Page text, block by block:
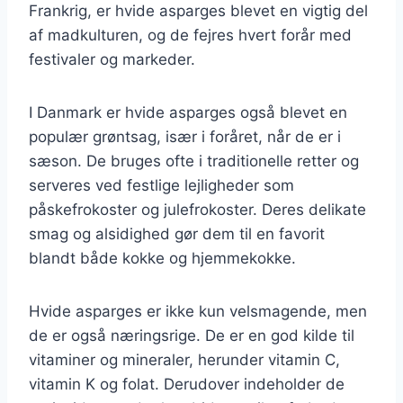
Frankrig, er hvide asparges blevet en vigtig del
af madkulturen, og de fejres hvert forår med
festivaler og markeder.
I Danmark er hvide asparges også blevet en
populær grøntsag, især i foråret, når de er i
sæson. De bruges ofte i traditionelle retter og
serveres ved festlige lejligheder som
påskefrokoster og julefrokoster. Deres delikate
smag og alsidighed gør dem til en favorit
blandt både kokke og hjemmekokke.
Hvide asparges er ikke kun velsmagende, men
de er også næringsrige. De er en god kilde til
vitaminer og mineraler, herunder vitamin C,
vitamin K og folat. Derudover indeholder de